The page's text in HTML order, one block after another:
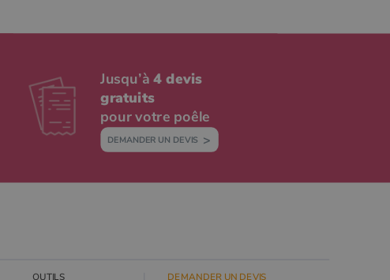
Jusqu’à 4 devis
gratuits
pour votre poêle
DEMANDER UN DEVIS
OUTILS DEMANDER UN DEVIS